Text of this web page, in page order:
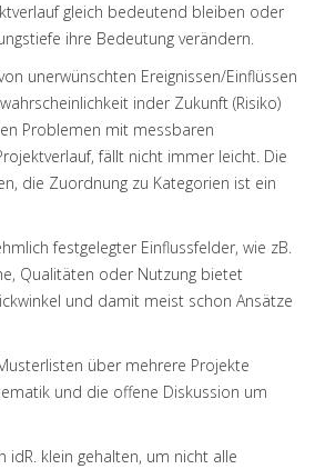
gleich bedeutend bleiben oder
ihre Bedeutung verändern.
unerwünschten Ereignissen/Einflüssen
inder Zukunft (Risiko)
Problemen mit messbaren
fällt nicht immer leicht. Die
die Zuordnung zu Kategorien ist ein
festgelegter Einflussfelder, wie zB.
Qualitäten oder Nutzung bietet
und damit meist schon Ansätze
über mehrere Projekte
und die offene Diskussion um
idR. klein gehalten, um nicht alle